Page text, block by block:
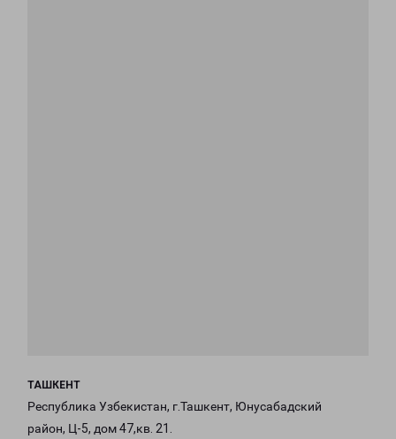
ТАШКЕНТ
Республика Узбекистан, г.Ташкент, Юнусабадский
район, Ц-5, дом 47,кв. 21.